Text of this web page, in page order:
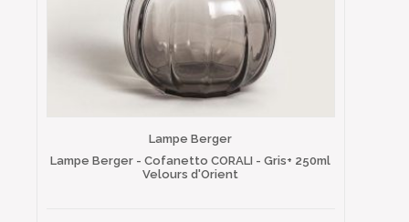
Lampe Berger
Lampe Berger - Cofanetto CORALI - Gris+ 250ml
Velours d'Orient